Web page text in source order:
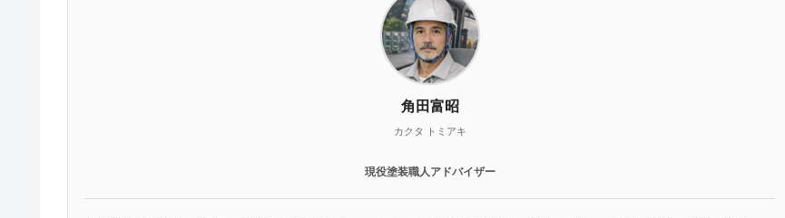
角田富昭
カクタ トミアキ
現役塗装職人アドバイザー